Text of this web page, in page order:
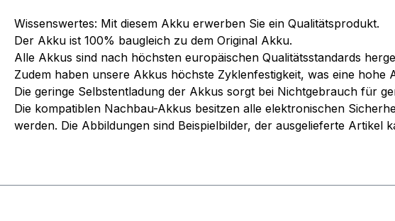
Wissenswertes: Mit diesem Akku erwerben Sie ein Qualitätsprodukt.
Der Akku ist 100% baugleich zu dem Original Akku.
Alle Akkus sind nach höchsten europäischen Qualitätsstandards
Zudem haben unsere Akkus höchste Zyklenfestigkeit, was eine hohe
Die geringe Selbstentladung der Akkus sorgt bei Nichtgebrauch für
Die kompatiblen Nachbau-Akkus besitzen alle elektronischen
werden. Die Abbildungen sind Beispielbilder, der ausgelieferte Artikel